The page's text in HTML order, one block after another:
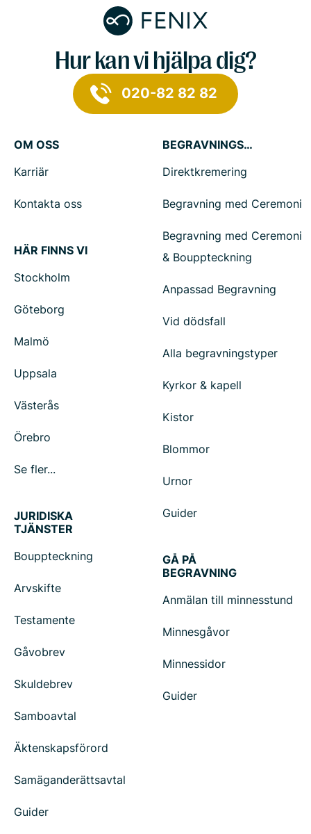
Hur kan vi hjälpa dig?
020-82 82 82
OM OSS
Karriär
Kontakta oss
HÄR FINNS VI
Stockholm
Göteborg
Malmö
Uppsala
Västerås
Örebro
Se fler...
BEGRAVNINGSTJÄNSTER
Direktkremering
Begravning med Ceremoni
Begravning med Ceremoni
& Bouppteckning
Anpassad Begravning
Vid dödsfall
Alla begravningstyper
Kyrkor & kapell
Kistor
Blommor
Urnor
Guider
JURIDISKA
TJÄNSTER
Bouppteckning
Arvskifte
Testamente
Gåvobrev
Skuldebrev
Samboavtal
Äktenskapsförord
Samäganderättsavtal
Guider
GÅ PÅ
BEGRAVNING
Anmälan till minnesstund
Minnesgåvor
Minnessidor
Guider